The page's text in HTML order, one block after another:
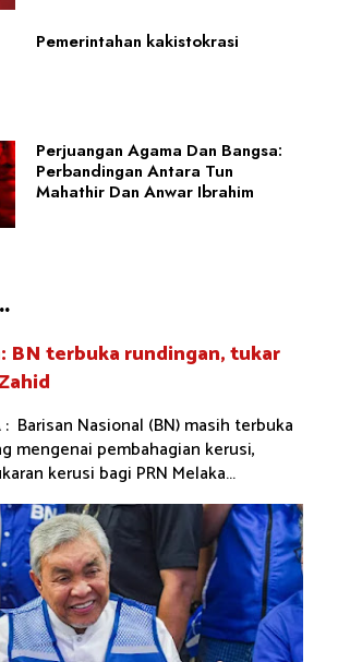
Pemerintahan kakistokrasi
Perjuangan Agama Dan Bangsa:
Perbandingan Antara Tun
Mahathir Dan Anwar Ibrahim
BN terbuka rundingan, tukar
: Barisan Nasional (BN) masih terbuka
mengenai pembahagian kerusi,
kerusi bagi PRN Melaka...